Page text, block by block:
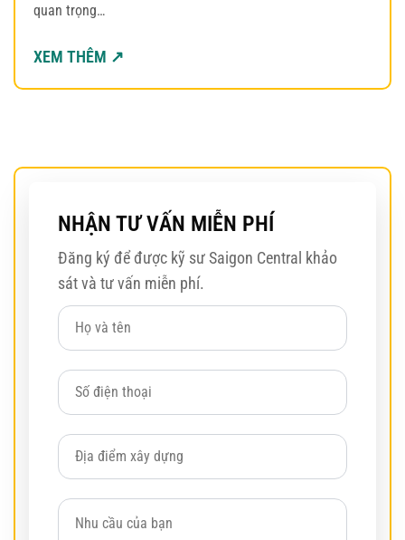
quan trọng…
XEM THÊM ↗
NHẬN TƯ VẤN MIỄN PHÍ
Đăng ký để được kỹ sư Saigon Central khảo
sát và tư vấn miễn phí.